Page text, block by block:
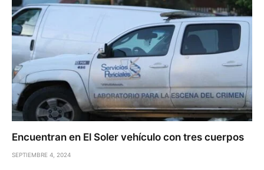
Encuentran en El Soler vehículo con tres cuerpos
SEPTIEMBRE 4, 2024